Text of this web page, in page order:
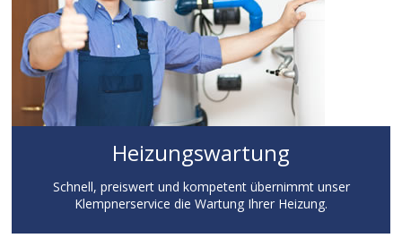
Heizungswartung
Schnell, preiswert und kompetent übernimmt unser
Klempnerservice die Wartung Ihrer Heizung.